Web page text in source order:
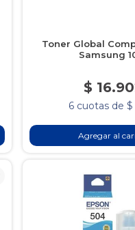
Toner Global
Samsung
$
6 cuotas de $
Agregar al